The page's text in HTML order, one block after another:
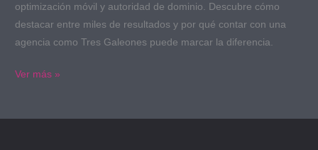
optimización móvil y autoridad de dominio. Descubre cómo
destacar entre miles de resultados y por qué contar con una
agencia como Tres Galeones puede marcar la diferencia.
Ver más »